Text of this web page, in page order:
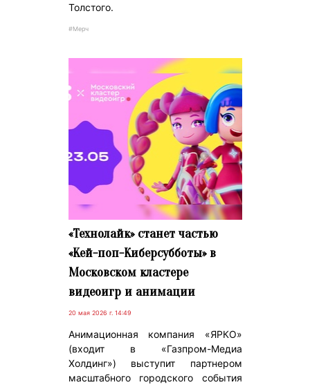
Толстого.
#Мерч
«Технолайк» станет частью
«Kей-поп-Киберсубботы» в
Московском кластере
видеоигр и анимации
20 мая 2026 г. 14:49
Анимационная компания «ЯРКО»
(входит в «Газпром-Медиа
Холдинг») выступит партнером
масштабного городского события